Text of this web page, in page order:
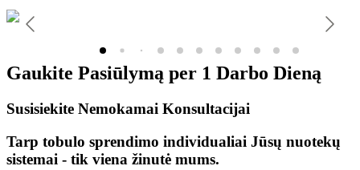
Gaukite Pasiūlymą per 1 Darbo Dieną
Susisiekite Nemokamai Konsultacijai
Tarp tobulo sprendimo individualiai Jūsų nuotekų
sistemai - tik viena žinutė mums.